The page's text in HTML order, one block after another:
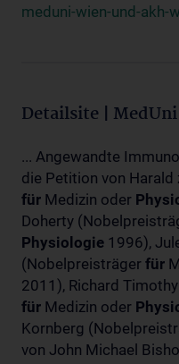
meduni-wien-und-akh-
Detailsite |
... Angewandte
die Petition von
für Medizin oder
Doherty
Physiologie 1996),
(Nobelpreisträger für
2011), Richard
für Medizin oder
Kornberg
von John Michael